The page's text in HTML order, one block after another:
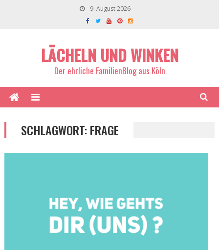
9. August 2026
LÄCHELN UND WINKEN
Der ehrliche FamilienBlog aus Köln
SCHLAGWORT:FRAGE